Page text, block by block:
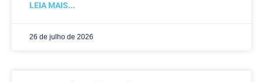
LEIA MAIS...
26 de julho de 2026